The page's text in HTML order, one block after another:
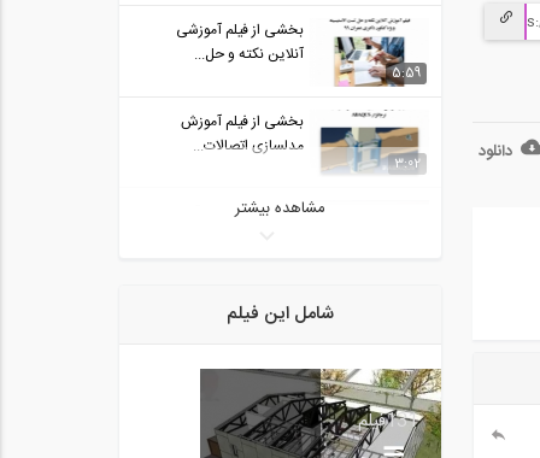
دانلود
5:59
بخشی از فیلم آموزشی
آنلاین نکته و حل...
3:02
بخشی از فیلم آموزش
مدلسازی اتصالات...
پروسه حل سولات آزمون
بررسی میلگردهای مدل تکلا
در نرم افزار...
5:00
بخشی از فیلم آموزشی
Conceptual Modeling...
مشاهده بیشتر
شامل این فیلم
131فیلم